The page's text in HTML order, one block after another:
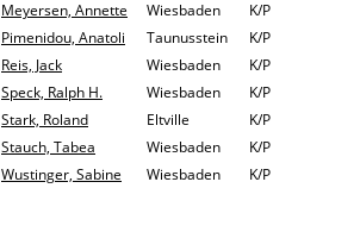
Meyersen, Annette
Pimenidou, Anatoli
Reis, Jack
Speck, Ralph H.
Stark, Roland
Stauch, Tabea
Wustinger, Sabine
Wiesbaden
Taunusstein
Wiesbaden
Wiesbaden
Eltville
Wiesbaden
Wiesbaden
K/P
K/P
K/P
K/P
K/P
K/P
K/P